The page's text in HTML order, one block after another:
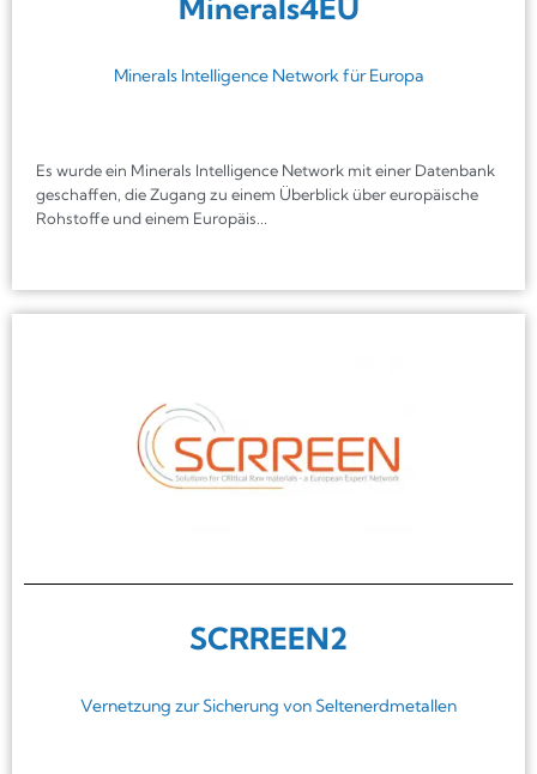
Minerals Intelligence Network für Europa
Es wurde ein Minerals Intelligence Network mit einer Datenbank
geschaffen, die Zugang zu einem Überblick über europäische
Rohstoffe und einem Europäis...
SCRREEN2
Vernetzung zur Sicherung von Seltenerdmetallen